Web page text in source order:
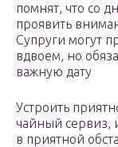
помнят, что со
проявить
Супруги могут
вдвоем, но
важную дату
Устроить
чайный сервиз,
в приятной